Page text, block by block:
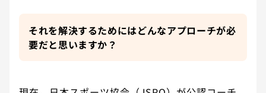
それを解決するためにはどんなアプローチが必
要だと思いますか？